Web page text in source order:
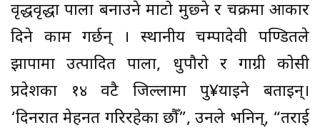
वृद्धवृद्धा पाला बनाउने माटो मुछ्ने र चक्रमा आकार
दिने काम गर्छन् । स्थानीय चम्पादेवी पण्डितले
झापामा उत्पादित पाला, धुपौरो र गाग्री कोसी
प्रदेशका १४ वटै जिल्लामा पु¥याइने बताइन्।
‘दिनरात मेहनत गरिरहेका छौँ”, उनले भनिन्, “तराई